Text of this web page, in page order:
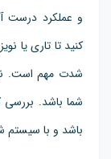
و عملکرد درست
کنید تا تاری یا
شدت مهم است.
باشد و با سیستم